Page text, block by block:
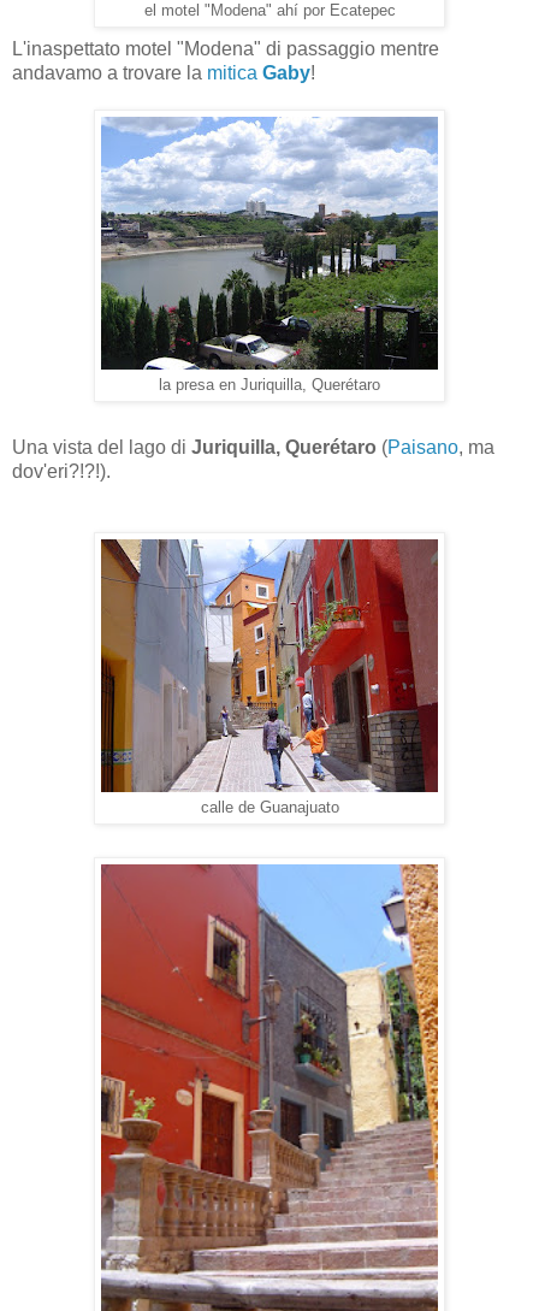
el motel "Modena" ahí por Ecatepec
L'inaspettato motel "Modena" di passaggio mentre
andavamo a trovare la mitica Gaby!
la presa en Juriquilla, Querétaro
Una vista del lago di Juriquilla, Querétaro (Paisano, ma
dov'eri?!?!).
calle de Guanajuato